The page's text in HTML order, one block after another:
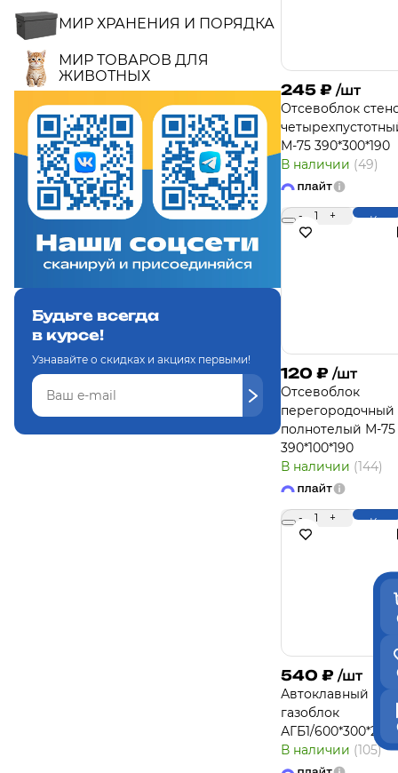
МИР ХРАНЕНИЯ И ПОРЯДКА
МИР ТОВАРОВ ДЛЯ
ЖИВОТНЫХ
Будьте всегда
в курсе!
Узнавайте о скидках и акциях первыми!
245 ₽ /шт
Отсевоблок
М-75 390*300*190
В наличии (49)
- 1 +
120 ₽ /шт
Отсевоблок
перегородочный
полнотелый М-75
390*100*190
В наличии (144)
- 1 +
540 ₽ /шт
Автоклавный
газоблок
АГБ1/
В наличии (105)